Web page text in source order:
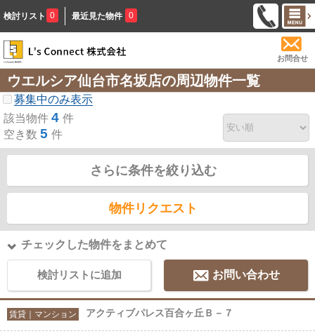
検討リスト 0 最近見た物件 0
お問合せ
ウエルシア仙台市名坂店の周辺物件一覧
募集中のみ表示
該当物件 4 件
空き数 5 件
さらに条件を絞り込む
物件リクエスト
チェックした物件をまとめて
検討リストに追加 お問い合わせ
賃貸｜マンション アクティブパレス百合ヶ丘Ｂ－７